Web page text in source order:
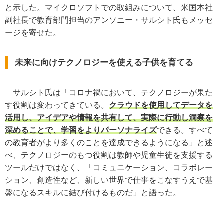
と示した。マイクロソフトでの取組みについて、米国本社
副社長で教育部門担当のアンソニー・サルシト氏もメッセ
ージを寄せた。
未来に向けテクノロジーを使える子供を育てる
サルシト氏は「コロナ禍において、テクノロジーが果た
す役割は変わってきている。 クラウドを使用してデータを
活用し、アイデアや情報を共有して、実際に行動し洞察を
深めることで、学習をよりパーソナライズできる。すべて
の教育者がより多くのことを達成できるようになる」と述
べ、テクノロジーのもつ役割は教師や児童生徒を支援する
ツールだけではなく、「コミュニケーション、コラボレー
ション、創造性など、新しい世界で仕事をこなすうえで基
盤になるスキルに結び付けるものだ」と語った。